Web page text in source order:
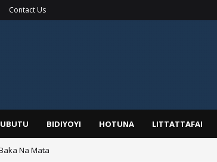
Contact Us
BIDIYOYI HOTUNA LITTATTAFAI
Na Mata
Mafaran Gummi Justice Lawal Hassan